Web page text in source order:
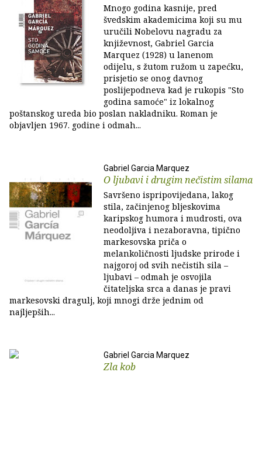
Mnogo godina kasnije, pred
švedskim akademicima koji su mu
uručili Nobelovu nagradu za
književnost, Gabriel Garcia
Marquez (1928) u lanenom
odijelu, s žutom ružom u zapećku,
prisjetio se onog davnog
poslijepodneva kad je rukopis "Sto
godina samoće" iz lokalnog
poštanskog ureda bio poslan nakladniku. Roman je
objavljen 1967. godine i odmah...
Gabriel Garcia Marquez
O ljubavi i drugim nečistim silama
Savršeno ispripovijedana, lakog
stila, začinjenog bljeskovima
karipskog humora i mudrosti, ova
neodoljiva i nezaboravna, tipično
markesovska priča o
melankoličnosti ljudske prirode i
najgoroj od svih nečistih sila –
ljubavi – odmah je osvojila
čitateljska srca a danas je pravi
markesovski dragulj, koji mnogi drže jednim od
najljepših...
Gabriel Garcia Marquez
Zla kob